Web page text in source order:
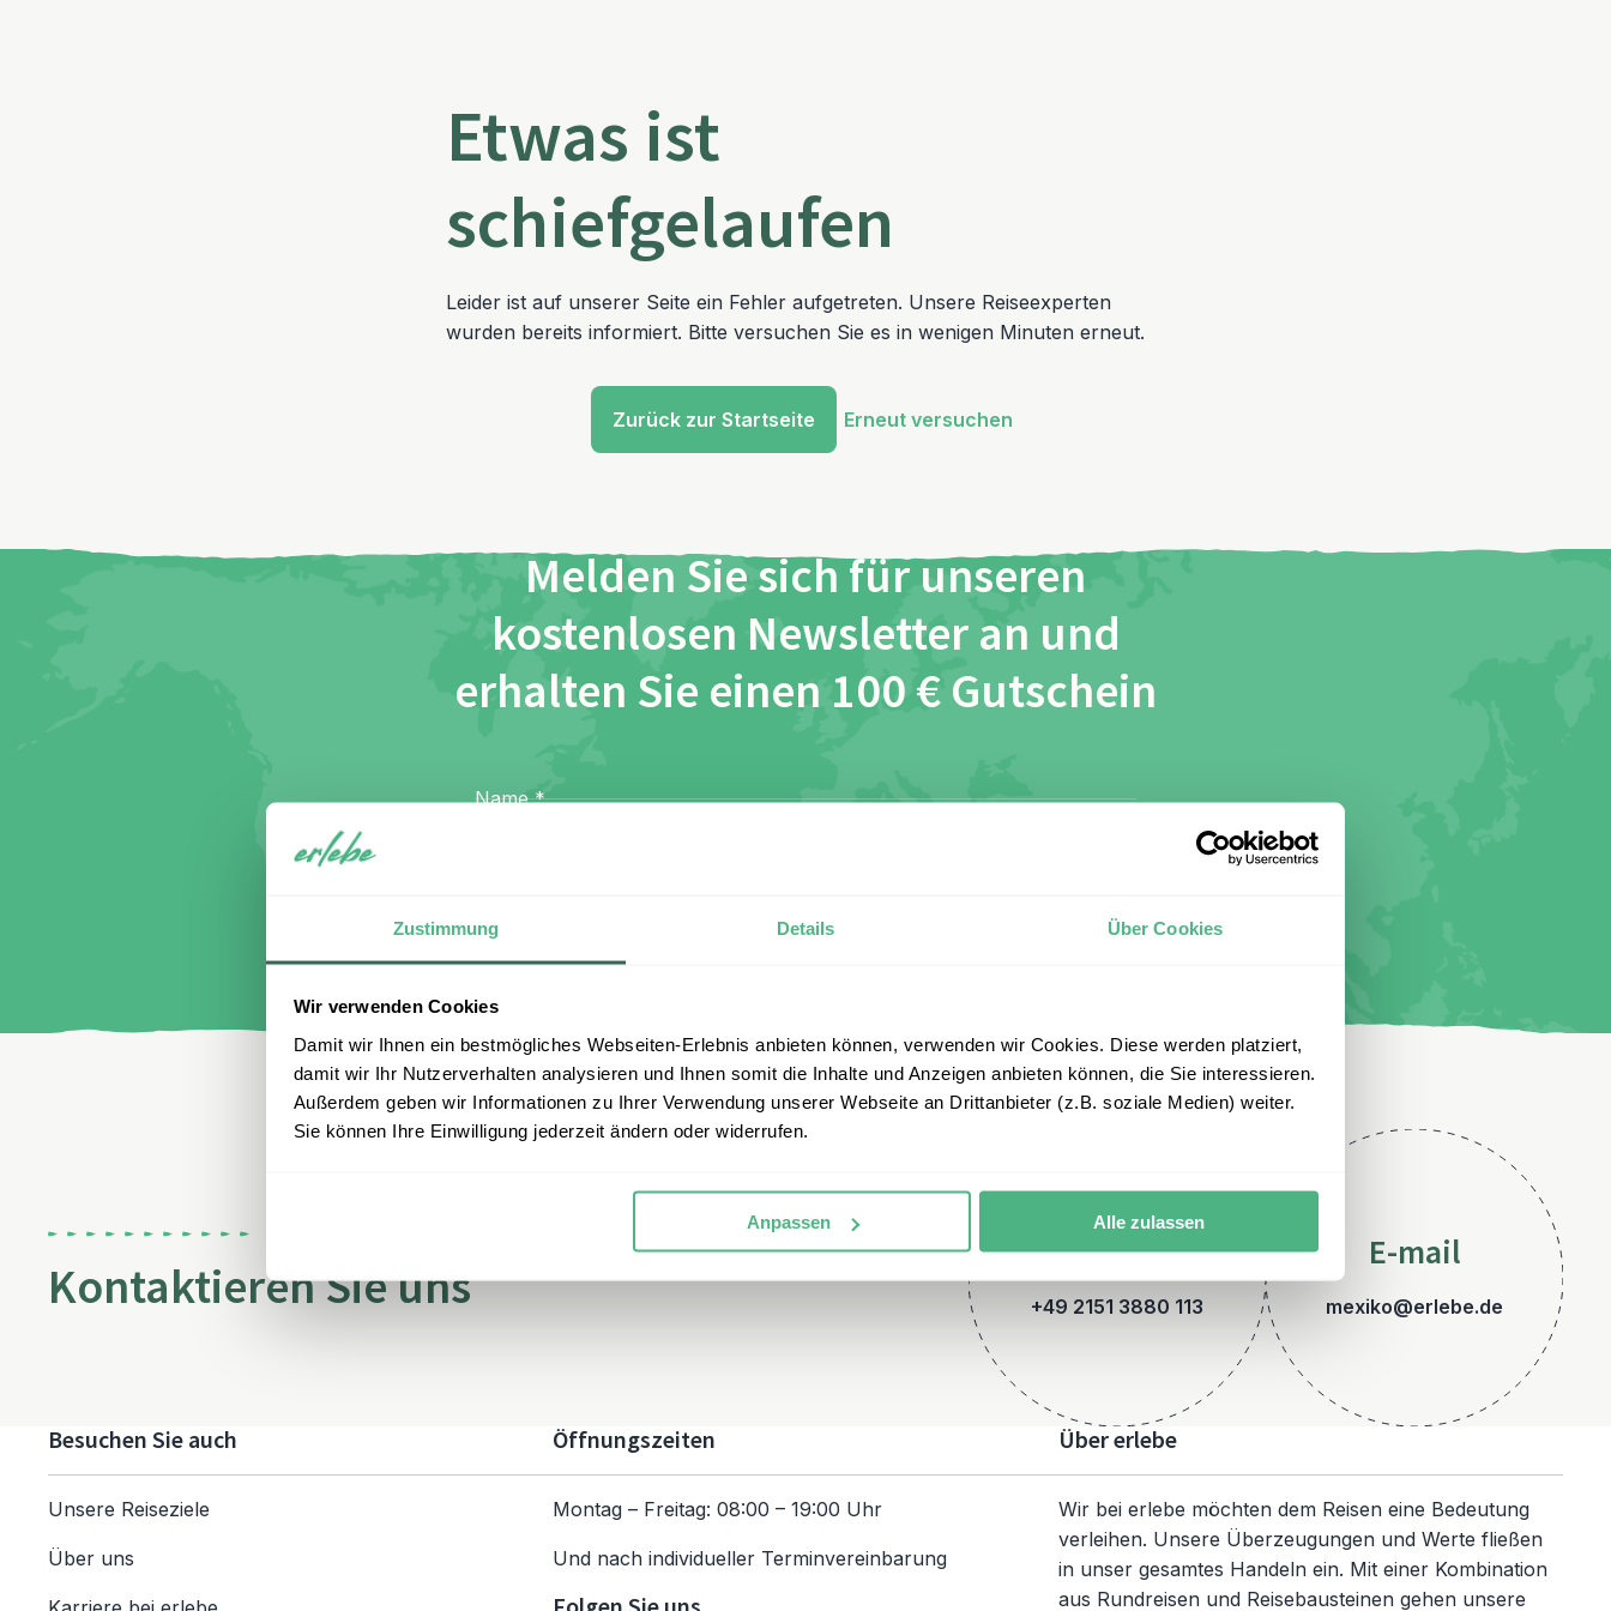
Zustimmung Details Über Cookies
Wir verwenden Cookies
Damit wir Ihnen ein bestmögliches Webseiten-Erlebnis anbieten können, verwenden wir Cookies. Diese werden platziert,
damit wir Ihr Nutzerverhalten analysieren und Ihnen somit die Inhalte und Anzeigen anbieten können, die Sie interessieren.
Außerdem geben wir Informationen zu Ihrer Verwendung unserer Webseite an Drittanbieter (z.B. soziale Medien) weiter.
Sie können Ihre Einwilligung jederzeit ändern oder widerrufen.
Anpassen Alle zulassen
Etwas ist
schiefgelaufen
Leider ist auf unserer Seite ein Fehler aufgetreten. Unsere Reiseexperten
wurden bereits informiert. Bitte versuchen Sie es in wenigen Minuten erneut.
Zurück zur Startseite Erneut versuchen
Melden Sie sich für unseren
kostenlosen Newsletter an und
erhalten Sie einen 100 € Gutschein
Name *
Kontaktieren Sie uns
Telefon
+49 2151 3880 113
E-mail
mexiko@erlebe.de
Besuchen Sie auch
Unsere Reiseziele
Über uns
Öffnungszeiten
Montag – Freitag: 08:00 – 19:00 Uhr
Und nach individueller Terminvereinbarung
Über erlebe
Wir bei erlebe möchten dem Reisen eine Bedeutung
verleihen. Unsere Überzeugungen und Werte fließen
in unser gesamtes Handeln ein. Mit einer Kombination
aus Rundreisen und Reisebausteinen gehen unsere